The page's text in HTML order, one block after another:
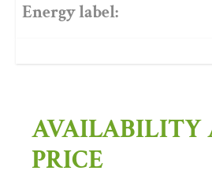
Energy label:
AVAILABILITY
PRICE